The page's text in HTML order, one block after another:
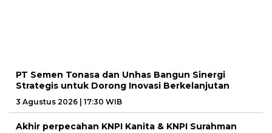
PT Semen Tonasa dan Unhas Bangun Sinergi
Strategis untuk Dorong Inovasi Berkelanjutan
3 Agustus 2026 | 17:30 WIB
Akhir perpecahan KNPI Kanita & KNPI Surahman